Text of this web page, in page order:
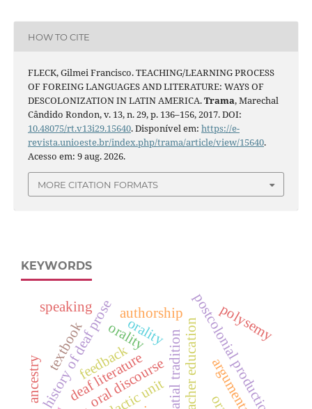
HOW TO CITE
FLECK, Gilmei Francisco. TEACHING/LEARNING PROCESS
OF FOREING LANGUAGES AND LITERATURE: WAYS OF
DESCOLONIZATION IN LATIN AMERICA.Trama, Marechal
Cândido Rondon, v. 13, n. 29, p. 136–156, 2017. DOI:
10.48075/rt.v13i29.15640. Disponível em: https://e-
revista.unioeste.br/index.php/trama/article/view/15640.
Acesso em: 9 aug. 2026.
MORE CITATION FORMATS
KEYWORDS
deaf literature
history of deaf prose postcolonial productions
orality
orality teacher education
oral discourse
polysemy
authorship
textbook
speaking
feedback
ancestry